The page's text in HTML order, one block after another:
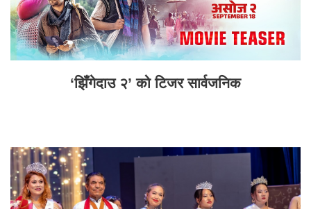
‘झिँगेदाउ २’ को टिजर सार्वजनिक